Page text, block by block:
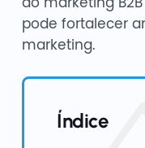
pode fortalecer
marketing.
Índice